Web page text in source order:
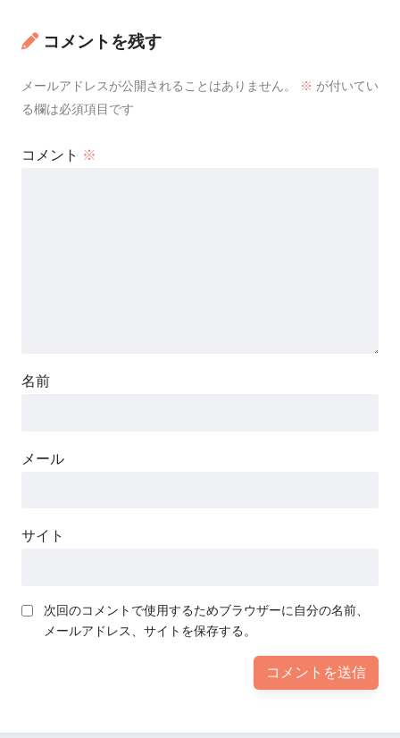
コメントを残す
メールアドレスが公開されることはありません。 ※ が付いてい
る欄は必須項目です
コメント ※
名前
メール
サイト
次回のコメントで使用するためブラウザーに自分の名前、
メールアドレス、サイトを保存する。